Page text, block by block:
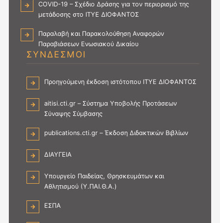
COVID-19 – Σχέδιο Δράσης για τον περιορισμό της
μετάδοσης στο ΙΤΥΕ ΔΙΟΦΑΝΤΟΣ
Παραλαβή και Παρακολούθηση Αναφορών
Παραβιάσεων Ενωσιακού Δικαίου
ΣΥΝΔΕΣΜΟΙ
Προηγούμενη έκδοση ιστότοπου ΙΤΥΕ ΔΙΟΦΑΝΤΟΣ
aitisi.cti.gr – Σύστημα Υποβολής Προτάσεων
Σύναψης Σύμβασης
publications.cti.gr – Έκδοση Διδακτικών Βιβλίων
ΔΙΑΥΓΕΙΑ
Υπουργείο Παιδείας, Θρησκευμάτων και
Αθλητισμού (Υ.ΠΑΙ.Θ.Α.)
ΕΣΠΑ